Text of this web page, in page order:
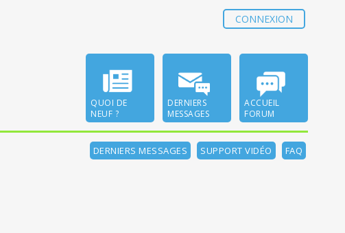
CONNEXION
QUOI DE
NEUF ?
DERNIERS
MESSAGES
ACCUEIL
FORUM
DERNIERS MESSAGES SUPPORT VIDÉO FAQ